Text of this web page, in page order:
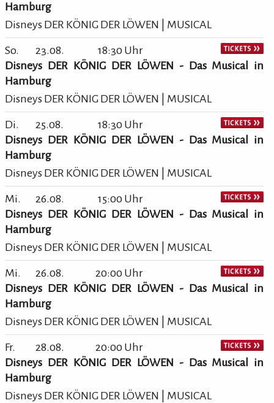
Hamburg
Disneys DER KÖNIG DER LÖWEN | MUSICAL
So. 23.08.
18:30 Uhr
Disneys DER KÖNIG DER LÖWEN - Das Musical in
Hamburg
Disneys DER KÖNIG DER LÖWEN | MUSICAL
Di. 25.08.
18:30 Uhr
Disneys DER KÖNIG DER LÖWEN - Das Musical in
Hamburg
Disneys DER KÖNIG DER LÖWEN | MUSICAL
Mi. 26.08.
15:00 Uhr
Disneys DER KÖNIG DER LÖWEN - Das Musical in
Hamburg
Disneys DER KÖNIG DER LÖWEN | MUSICAL
Mi. 26.08.
20:00 Uhr
Disneys DER KÖNIG DER LÖWEN - Das Musical in
Hamburg
Disneys DER KÖNIG DER LÖWEN | MUSICAL
Fr. 28.08.
20:00 Uhr
Disneys DER KÖNIG DER LÖWEN - Das Musical in
Hamburg
Disneys DER KÖNIG DER LÖWEN | MUSICAL